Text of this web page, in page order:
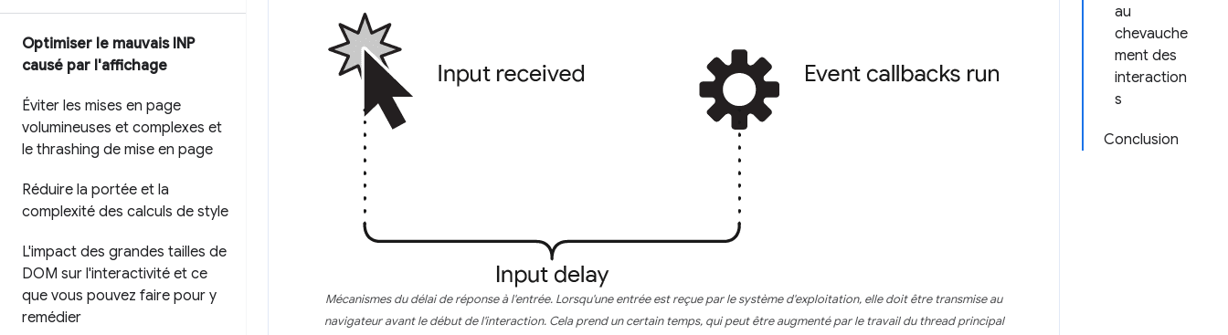
Optimiser le mauvais INP
causé par l'affichage
Éviter les mises en page
volumineuses et complexes et
le thrashing de mise en page
Réduire la portée et la
complexité des calculs de style
L'impact des grandes tailles de
DOM sur l'interactivité et ce
que vous pouvez faire pour y
remédier
au
chevauche
ment des
interaction
s
Conclusion
Mécanismes du délai de réponse à l'entrée. Lorsqu'une entrée est reçue par le système d'exploitation, elle doit être transmise au
navigateur avant le début de l'interaction. Cela prend un certain temps, qui peut être augmenté par le travail du thread principal